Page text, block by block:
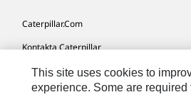
Caterpillar.com
Kontakta Caterpillar
Mina Marknadsföringspreferenser
Platskarta
This site uses cookies to
experience. Some are required